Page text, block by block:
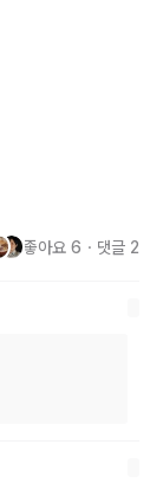
좋아요 6 ・ 댓글 2